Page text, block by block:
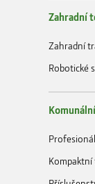
Zahradní
Zahradní
Robotické